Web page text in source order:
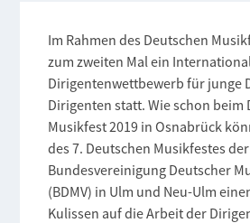
Im Rahmen des Deutschen
zum zweiten Mal ein
Dirigentenwettbewerb für junge
Dirigenten statt. Wie schon beim
Musikfest 2019 in Osnabrück
des 7. Deutschen Musikfestes der
Bundesvereinigung Deutscher
(BDMV) in Ulm und Neu-Ulm
Kulissen auf die Arbeit der